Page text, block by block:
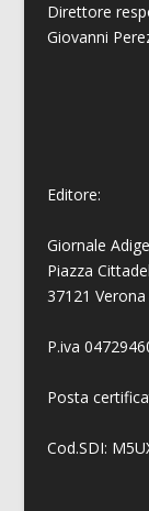
Direttore
Giovanni
Editore:
Giornale
Piazza
37121 Verona
P.iva
Posta
Cod.SDI: